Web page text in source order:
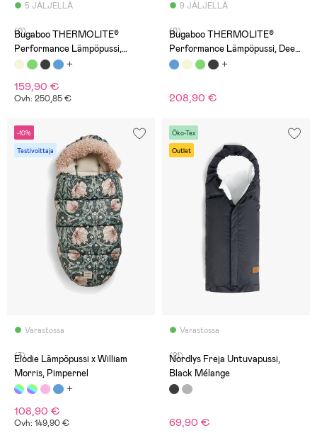
5 JÄLJELLÄ
(0)
Bugaboo THERMOLITE®
Performance Lämpöpussi,
Desert Taupe
159,90 €
Ovh: 250,85 €
9 JÄLJELLÄ
(0)
Bugaboo THERMOLITE®
Performance Lämpöpussi, Deep
Indigo
208,90 €
-10%
Testivoittaja
Varastossa
(3)
Elodie Lämpöpussi x William
Morris, Pimpernel
108,90 €
Ovh: 149,90 €
Öko-Tex
Outlet
Varastossa
(21)
Nordlys Freja Untuvapussi,
Black Mélange
69,90 €